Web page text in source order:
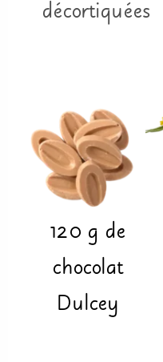
décortiquées
120 g de
chocolat
Dulcey